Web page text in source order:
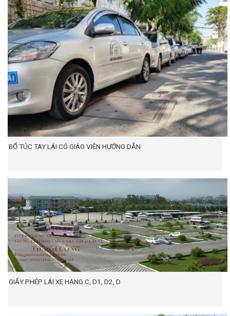
BỔ TÚC TAY LÁI CÓ GIÁO VIÊN HƯỚNG DẪN
GIẤY PHÉP LÁI XE HẠNG C, D1, D2, D